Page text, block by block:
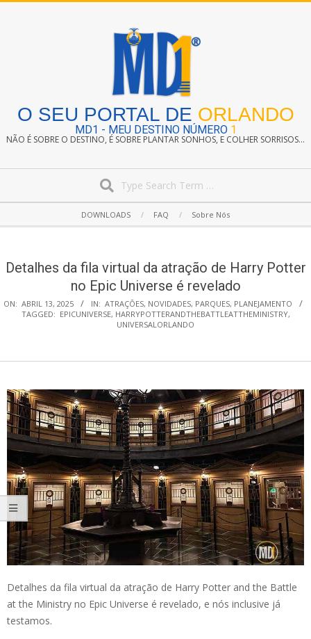
O SEU PORTAL DE ORLANDO
MD1 - MEU DESTINO NÚMERO 1
NÃO É SOBRE O DESTINO, É SOBRE PLANTAR SONHOS, E COLHER SORRISOS...
Navigation
DOWNLOADS FAQ Sobre Nós
Detalhes da fila virtual da atração de Harry Potter
no Epic Universe é revelado
ON: ABRIL 13, 2025 IN: ATRAÇÕES, NOVIDADES, PARQUES, PLANEJAMENTO
TAGGED: EPICUNIVERSE, HARRYPOTTERANDTHEBATTLEATTHEMINISTRY,
UNIVERSALORLANDO
Detalhes da fila virtual da atração de Harry Potter and the Battle
at the Ministry no Epic Universe é revelado, e nós inclusive já
testamos.